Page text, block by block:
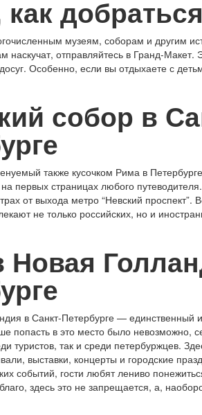
музеям, соборам и другим
наскучат, отправляйтесь в Гранд-Макет.
Особенно, если вы отдыхаете с
собор в
также кусочком Рима в
первых страницах любого
от выхода метро “Невский
не только российских, но и
Новая
в Санкт-Петербурге — единственный
попасть в это место было невозможно,
туристов, так и среди петербуржцев.
выставки, концерты и городские
событий, гости любят лениво
здесь это не запрещается, а,